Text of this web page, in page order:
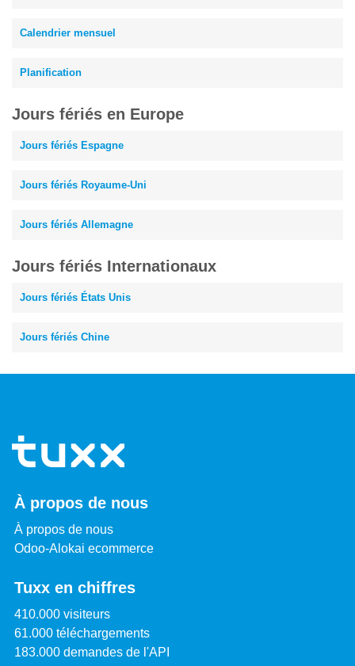
Calendrier mensuel
Planification
Jours fériés en Europe
Jours fériés Espagne
Jours fériés Royaume-Uni
Jours fériés Allemagne
Jours fériés Internationaux
Jours fériés États Unis
Jours fériés Chine
À propos de nous
À propos de nous
Odoo-Alokai ecommerce
Tuxx en chiffres
410.000 visiteurs
61.000 téléchargements
183.000 demandes de l'API